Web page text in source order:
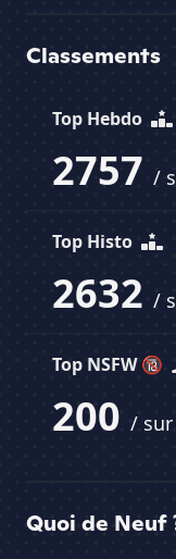
Classements
Top Hebdo
2757 /
Top Histo
2632 /
Top NSFW 🔞
200 / sur
Quoi de Neuf